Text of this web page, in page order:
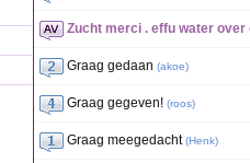
Zucht merci . effu water
Graag gedaan (akoe)
Graag gegeven! (roos)
Graag meegedacht (Henk)